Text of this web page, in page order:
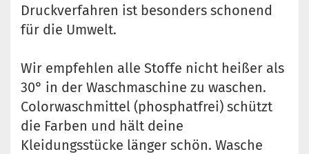
Druckverfahren ist besonders schonend
für die Umwelt.
Wir empfehlen alle Stoffe nicht heißer als
30° in der Waschmaschine zu waschen.
Colorwaschmittel (phosphatfrei) schützt
die Farben und hält deine
Kleidungsstücke länger schön. Wasche